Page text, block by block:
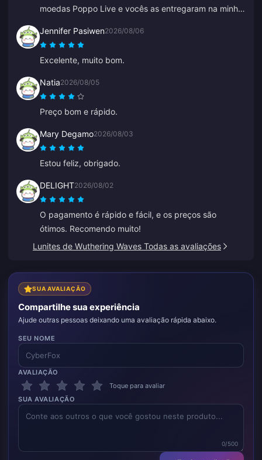
moedas Poppo Live e vocês as entregaram na minha
seu aplicativo e como ele me guiou. Obrigado,
continuem assim.
Jennifer Pasiwen2026/08/06
Excelente, muito bom.
Natia2026/08/05
Preço bom e rápido.
Mary Degamo2026/08/03
Estou feliz, obrigado.
DELIGHT2026/08/02
O pagamento é rápido e fácil, e os preços são
ótimos. Recomendo muito!
Lunites de Wuthering Waves Todas as avaliações
SUA AVALIAÇÃO
Compartilhe sua experiência
Ajude outras pessoas deixando uma avaliação rápida abaixo.
SEU NOME
AVALIAÇÃO
Toque para avaliar
SUA AVALIAÇÃO
0/500